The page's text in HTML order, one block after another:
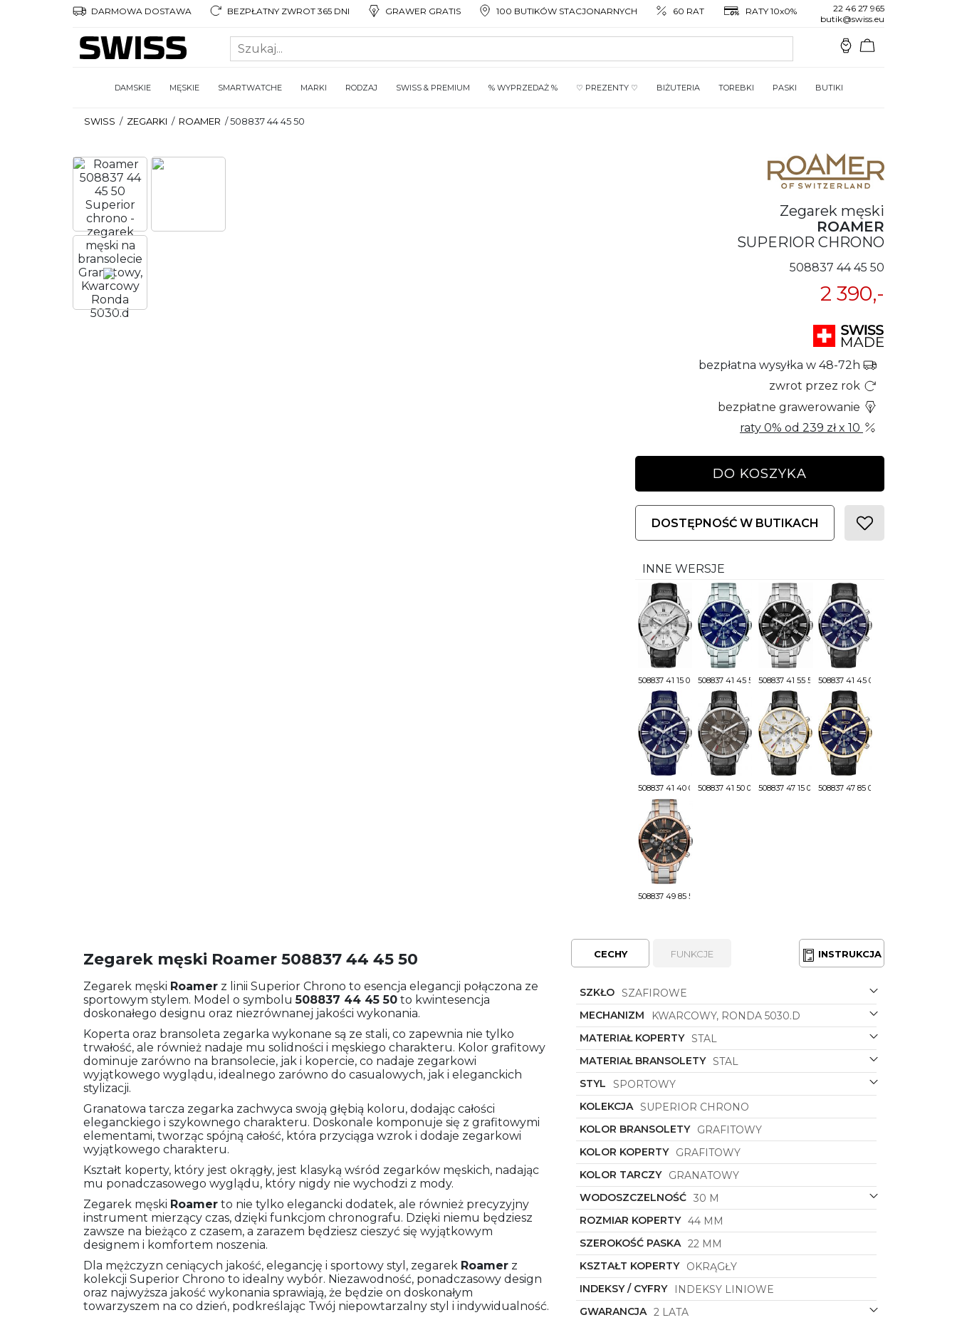
DARMOWA DOSTAWA BEZPŁATNY ZWROT 365 DNI GRAWER GRATIS 100 BUTIKÓW STACJONARNYCH 60 RAT RATY 10x0%
22 46 27 965
butik@swiss.eu
DAMSKIE MĘSKIE SMARTWATCHE MARKI RODZAJ SWISS & PREMIUM % WYPRZEDAŻ % ♡ PREZENTY ♡ BIŻUTERIA TOREBKI PASKI BUTIKI
SWISS / ZEGARKI / ROAMER /508837 44 45 50
Zegarek męski
ROAMER
SUPERIOR CHRONO
508837 44 45 50
2 390,-
bezpłatna wysyłka w 48-72h
zwrot przez rok
bezpłatne grawerowanie
raty 0% od 239 złx 10
DO KOSZYKA
DOSTĘPNOŚĆ W BUTIKACH
INNE WERSJE
508837 41 15 05 508837 41 45 50 508837 41 55 50 508837 41 45 05
508837 41 40 05 508837 41 50 05 508837 47 15 05 508837 47 85 05
508837 49 85 50
Zegarek męski Roamer 508837 44 45 50
Zegarek męski Roamer z linii Superior Chrono to esencja elegancji połączona ze
sportowym stylem. Model o symbolu508837 44 45 50 to kwintesencja
doskonałego designu oraz niezrównanej jakości wykonania.
Koperta oraz bransoleta zegarka wykonane są ze stali, co zapewnia nie tylko
trwałość, ale również nadaje mu solidności i męskiego charakteru. Kolor grafitowy
dominuje zarówno na bransolecie, jak i kopercie, co nadaje zegarkowi
wyjątkowego wyglądu, idealnego zarówno do casualowych, jak i eleganckich
stylizacji.
Granatowa tarcza zegarka zachwyca swoją głębią koloru, dodając całości
eleganckiego i szykownego charakteru. Doskonale komponuje się z grafitowymi
elementami, tworząc spójną całość, która przyciąga wzrok i dodaje zegarkowi
wyjątkowego charakteru.
Kształt koperty, który jest okrągły, jest klasyką wśród zegarków męskich, nadając
mu ponadczasowego wyglądu, który nigdy nie wychodzi z mody.
Zegarek męski Roamer to nie tylko elegancki dodatek, ale również precyzyjny
instrument mierzący czas, dzięki funkcjom chronografu. Dzięki niemu będziesz
zawsze na bieżąco z czasem, a zarazem będziesz cieszyć się wyjątkowym
designem i komfortem noszenia.
Dla mężczyzn ceniących jakość, elegancję i sportowy styl, zegarek Roamer z
kolekcji Superior Chrono to idealny wybór. Niezawodność, ponadczasowy design
oraz najwyższa jakość wykonania sprawiają, że będzie on doskonałym
towarzyszem na co dzień, podkreślając Twój niepowtarzalny styl i indywidualność.
CECHY FUNKCJE INSTRUKCJA
SZKŁO SZAFIROWE
MECHANIZM
KWARCOWY, RONDA 5030.D
MATERIAŁ KOPERTY STAL
MATERIAŁ BRANSOLETY STAL
STYL
SPORTOWY
KOLEKCJA SUPERIOR CHRONO
KOLOR BRANSOLETY
GRAFITOWY
KOLOR KOPERTY
GRAFITOWY
KOLOR TARCZY
GRANATOWY
WODOSZCZELNOŚĆ 30 M
ROZMIAR KOPERTY 44 MM
SZEROKOŚĆ PASKA 22 MM
KSZTAŁT KOPERTY
OKRĄGŁY
INDEKSY / CYFRY
INDEKSY LINIOWE
GWARANCJA 2 LATA